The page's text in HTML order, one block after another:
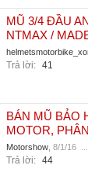
MŨ 3/4 ĐẦU
NTMAX /
Trả lời: 41
BÁN MŨ BẢO
MOTOR,
Motorshow 8/1/16 ...
Trả lời: 44